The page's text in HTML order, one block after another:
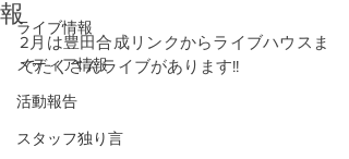
ライブ情報
メディア情報
活動報告
スタッフ独り言
報
2月は豊田合成リンクからライブハウスま
でたくさんライブがあります!!